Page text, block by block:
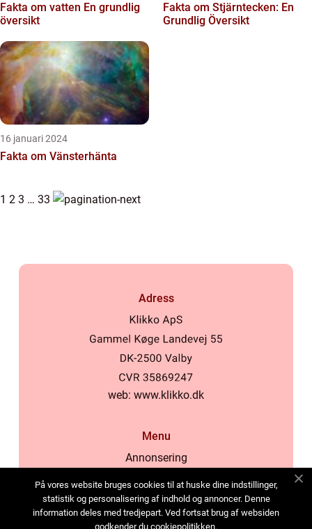
Fakta om vatten En grundlig
översikt
Fakta om Stjärntecken: En
Grundlig Översikt
16 januari 2024
Fakta om Vänsterhänta
1 2 3 … 33
Adress
web: www.klikko.dk
Menu
Annonsering
Cookies
Kontakta oss
På vores website bruges cookies til at huske dine indstillinger,
statistik og personalisering af indhold og annoncer. Denne
information deles med tredjepart. Ved fortsat brug af websiden
godkender du cookiepolitikken.